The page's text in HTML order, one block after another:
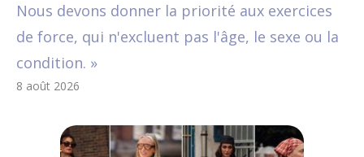
Nous devons donner la priorité aux exercices
de force, qui n'excluent pas l'âge, le sexe ou la
condition. »
8 août 2026